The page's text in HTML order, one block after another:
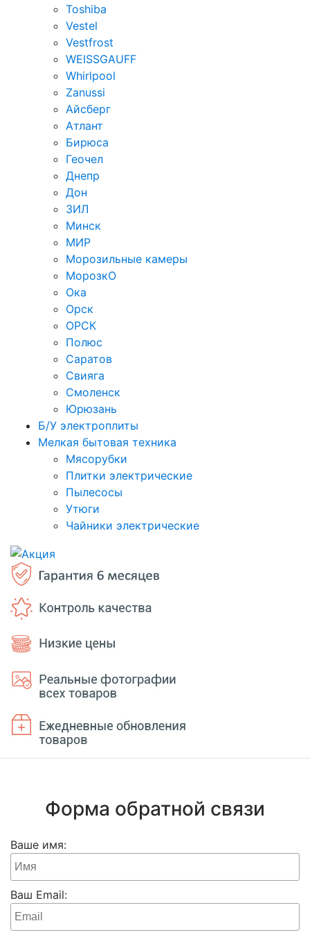
Toshiba
Vestel
Vestfrost
WEISSGAUFF
Whirlpool
Zanussi
Айсберг
Атлант
Бирюса
Геочел
Днепр
Дон
ЗИЛ
Минск
МИР
Морозильные камеры
МорозкО
Ока
Орск
ОРСК
Полюс
Саратов
Свияга
Смоленск
Юрюзань
Б/У электроплиты
Мелкая бытовая техника
Мясорубки
Плитки электрические
Пылесосы
Утюги
Чайники электрические
Форма обратной связи
Ваше имя:
Ваш Email: